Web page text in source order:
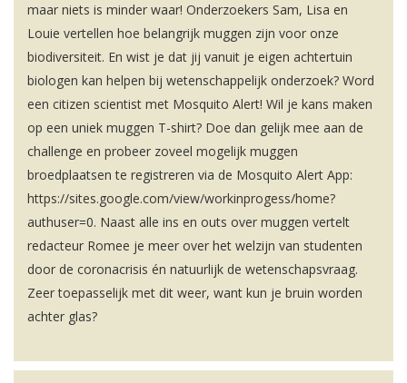
maar niets is minder waar! Onderzoekers Sam, Lisa en
Louie vertellen hoe belangrijk muggen zijn voor onze
biodiversiteit. En wist je dat jij vanuit je eigen achtertuin
biologen kan helpen bij wetenschappelijk onderzoek? Word
een citizen scientist met Mosquito Alert! Wil je kans maken
op een uniek muggen T-shirt? Doe dan gelijk mee aan de
challenge en probeer zoveel mogelijk muggen
broedplaatsen te registreren via de Mosquito Alert App:
https://sites.google.com/view/workinprogess/home?
authuser=0. Naast alle ins en outs over muggen vertelt
redacteur Romee je meer over het welzijn van studenten
door de coronacrisis én natuurlijk de wetenschapsvraag.
Zeer toepasselijk met dit weer, want kun je bruin worden
achter glas?